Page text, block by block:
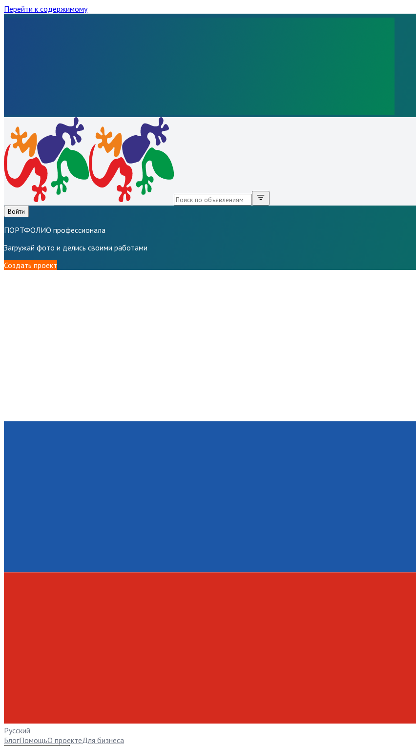
Перейти к содержимому
Войти
ПОРТФОЛИО профессионала
Загружай фото и делись своими работами
Создать проект
Русский
БлогПомощьО проектеДля бизнеса